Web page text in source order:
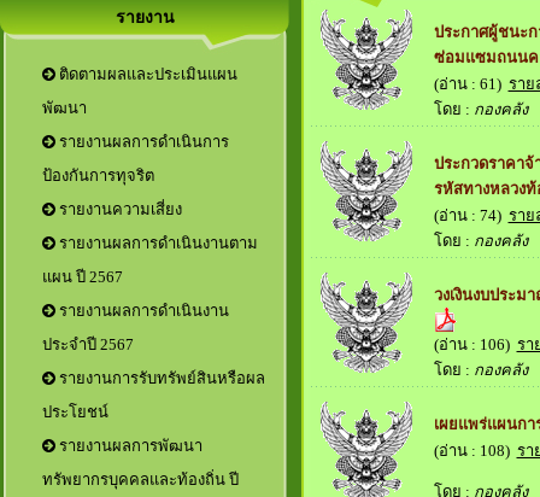
รายงาน
ติดตามผลและประเมินแผน
พัฒนา
รายงานผลการดำเนินการ
ป้องกันการทุจริต
รายงานความเสี่ยง
รายงานผลการดำเนินงานตาม
แผน ปี 2567
รายงานผลการดำเนินงาน
ประจำปี 2567
รายงานการรับทรัพย์สินหรือผล
ประโยชน์
รายงานผลการพัฒนา
ทรัพยากรบุคคลและท้องถิ่น ปี
ประกาศผู้ชนะก
ซ่อมแซมถนนค
(อ่าน : 61) ราย
โดย : กองคลัง
ประกวดราคา
รหัสทางหลวง
(อ่าน : 74) ราย
โดย : กองคลัง
วงเงินงบประม
(อ่าน : 106) รา
โดย : กองคลัง
เผยแพร่แผนก
(อ่าน : 108) รา
โดย : กองคลัง